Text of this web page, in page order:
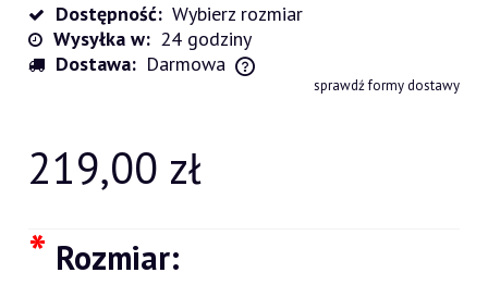
Dostępność: Wybierz rozmiar
Wysyłka w: 24 godziny
Dostawa: Darmowa
Cena nie zawiera ewentualnych kosztów płatnościsprawdź formy dostawy
219,00 zł
* Rozmiar: